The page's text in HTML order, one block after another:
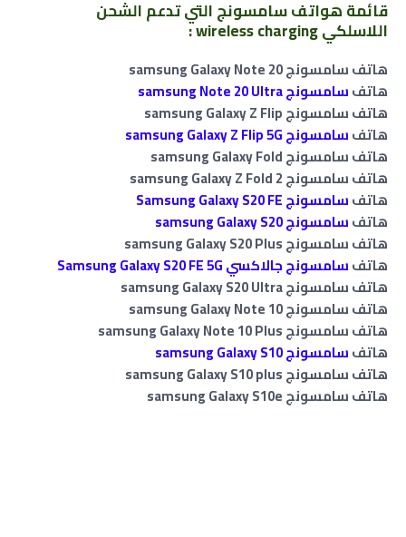
قائمة هواتف سامسونج التي تدعم الشحن
اللاسلكي wireless charging :
هاتف سامسونج samsung Galaxy Note 20
هاتفسامسونج samsung Note 20 Ultra
هاتف سامسونج samsung Galaxy Z Flip
هاتفسامسونج samsung Galaxy Z Flip 5G
هاتف سامسونج samsung Galaxy Fold
هاتف سامسونج samsung
GalaxyZ Fold 2
هاتفسامسونج Samsung Galaxy S20 FE
هاتفسامسونج samsung Galaxy S20
هاتف سامسونج samsung Galaxy S20 Plus
هاتفسامسونج جالاكسي Samsung Galaxy S20 FE 5G
هاتف سامسونج samsung
GalaxyS20 Ultra
هاتف سامسونج samsung Galaxy Note 10
هاتف سامسونج samsung Galaxy Note 10 Plus
هاتفسامسونج samsung Galaxy S10
هاتف سامسونج samsung Galaxy S10 plus
هاتف سامسونج samsung Galaxy S10e